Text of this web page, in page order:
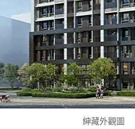
紳藏外觀圖